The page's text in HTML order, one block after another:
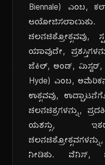
Biennale) ಎಂಬ,
ಚಲನಚಿತ್ರೋತ್ಸವವು,
ಯಾವುದೇ,
ಜೆಕಿಲ್, ಅಂಡ್, ಮಿಸ್ಟರ್,
Hyde) ಎಂಬ,
ಉತ್ಸವವು,
ಚಲನಚಿತ್ರಗಳನ್ನು,
ಯಶಸ್ಸು,
ನೀಡಿತು. ವೆನಿಸ್,